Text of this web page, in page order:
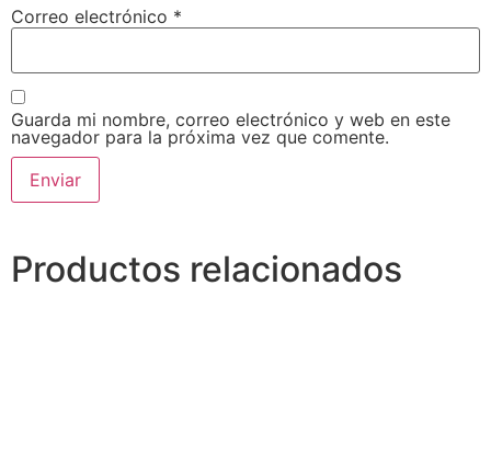
Correo electrónico *
Guarda mi nombre, correo electrónico y web en este
navegador para la próxima vez que comente.
Productos relacionados